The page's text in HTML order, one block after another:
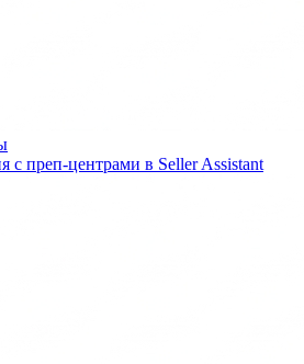
с преп-центрами в Seller Assistant